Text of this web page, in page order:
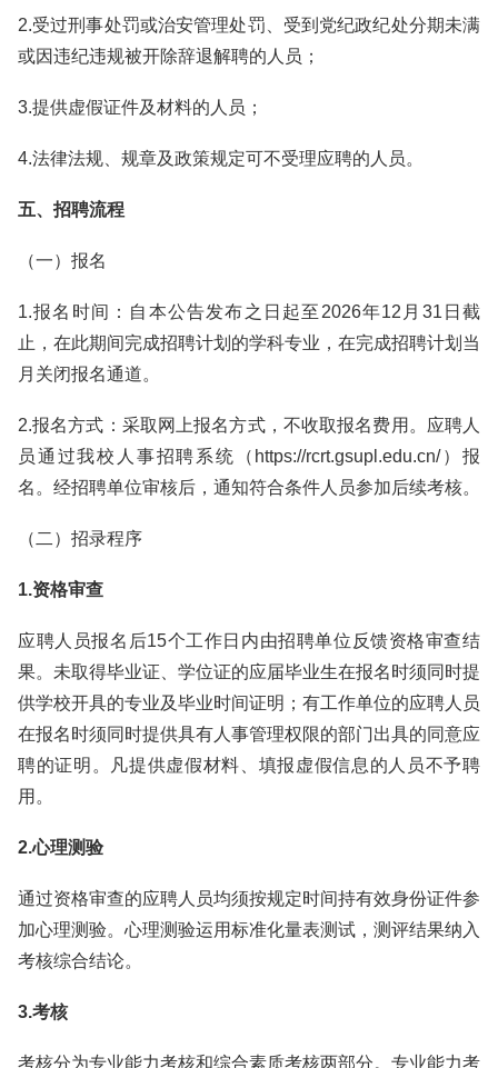
2.受过刑事处罚或治安管理处罚、受到党纪政纪处分期未满
或因违纪违规被开除辞退解聘的人员；
3.提供虚假证件及材料的人员；
4.法律法规、规章及政策规定可不受理应聘的人员。
五、招聘流程
（一）报名
1.报名时间：自本公告发布之日起至2026年12月31日截
止，在此期间完成招聘计划的学科专业，在完成招聘计划当
月关闭报名通道。
2.报名方式：采取网上报名方式，不收取报名费用。应聘人
员通过我校人事招聘系统（https://rcrt.gsupl.edu.cn/）报
名。经招聘单位审核后，通知符合条件人员参加后续考核。
（二）招录程序
1.资格审查
应聘人员报名后15个工作日内由招聘单位反馈资格审查结
果。未取得毕业证、学位证的应届毕业生在报名时须同时提
供学校开具的专业及毕业时间证明；有工作单位的应聘人员
在报名时须同时提供具有人事管理权限的部门出具的同意应
聘的证明。凡提供虚假材料、填报虚假信息的人员不予聘
用。
2.心理测验
通过资格审查的应聘人员均须按规定时间持有效身份证件参
加心理测验。心理测验运用标准化量表测试，测评结果纳入
考核综合结论。
3.考核
考核分为专业能力考核和综合素质考核两部分。专业能力考